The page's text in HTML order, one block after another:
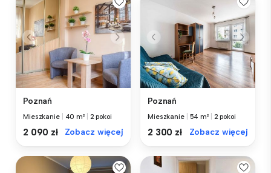
Poznań
Mieszkanie 40 m² 2 pokoi
2 090 zł Zobacz więcej
Poznań
Mieszkanie 54 m² 2 pokoi
2 300 zł Zobacz więcej